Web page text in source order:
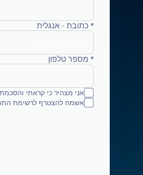
* כתובת - אנגלית
* מספר טלפון
אני מצהיר כי קראתי
אשמח להצטרף לרשימת